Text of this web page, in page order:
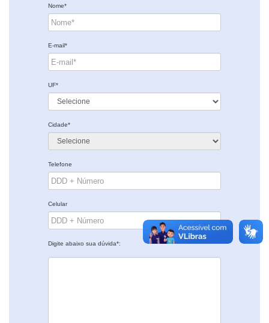
Nome*
E-mail*
UF*
Cidade*
Telefone
Celular
Digite abaixo sua dúvida*: